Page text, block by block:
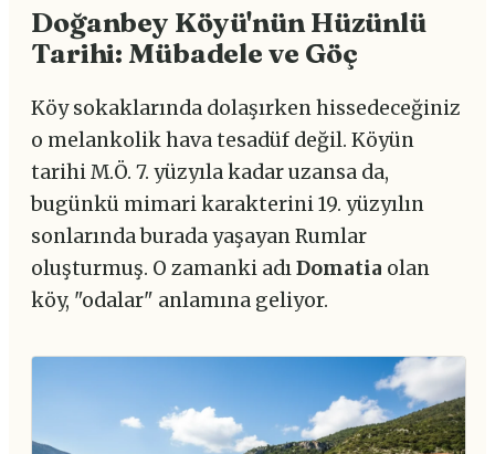
Doğanbey Köyü'nün Hüzünlü
Tarihi: Mübadele ve Göç
Köy sokaklarında dolaşırken hissedeceğiniz
o melankolik hava tesadüf değil. Köyün
tarihi M.Ö. 7. yüzyıla kadar uzansa da,
bugünkü mimari karakterini 19. yüzyılın
sonlarında burada yaşayan Rumlar
oluşturmuş. O zamanki adıDomatia olan
köy, "odalar" anlamına geliyor.